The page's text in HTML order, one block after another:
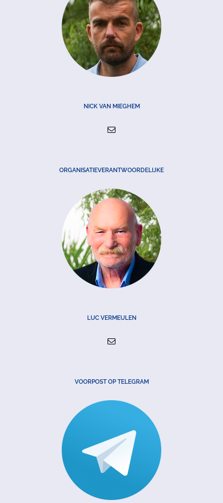
NICK VAN MIEGHEM
ORGANISATIEVERANTWOORDELIJKE
LUC VERMEULEN
VOORPOST OP TELEGRAM